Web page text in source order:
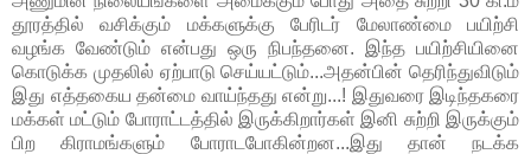
தூரத்தில் வசிக்கும் மக்களுக்கு பேரிடர் மேலாண்மை பயிற்சி
வழங்க வேண்டும் என்பது ஒரு நிபந்தனை. இந்த பயிற்சியினை
கொடுக்க முதலில் ஏற்பாடு செய்யட்டும்...அதன்பின் தெரிந்துவிடும்
இது எத்தகைய தன்மை வாய்ந்தது என்று...! இதுவரை இடிந்தகரை
மக்கள் மட்டும் போராட்டத்தில் இருக்கிறார்கள் இனி சுற்றி இருக்கும்
பிற கிராமங்களும் போராடபோகின்றன...இது தான் நடக்க